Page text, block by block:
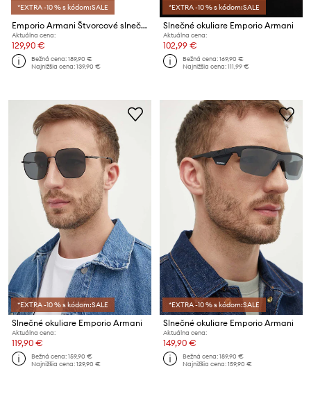
*EXTRA -10 % s kódom:SALE
Emporio Armani Štvorcové slnečné okuliare
Aktuálna cena:
129,90 €
Bežná cena:189,90 €
Najnižšia cena:139,90 €
*EXTRA -10 % s kódom:SALE
Slnečné okuliare Emporio Armani
Aktuálna cena:
102,99 €
Bežná cena:169,90 €
Najnižšia cena:111,99 €
*EXTRA -10 % s kódom:SALE
Slnečné okuliare Emporio Armani
Aktuálna cena:
119,90 €
Bežná cena:159,90 €
Najnižšia cena:129,90 €
*EXTRA -10 % s kódom:SALE
Slnečné okuliare Emporio Armani
Aktuálna cena:
149,90 €
Bežná cena:189,90 €
Najnižšia cena:159,90 €